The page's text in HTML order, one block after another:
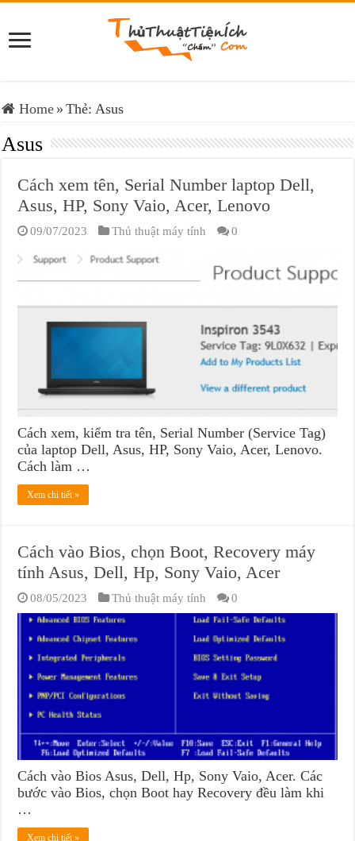
Home » Thẻ:Asus
Asus
Cách xem tên, Serial Number laptop Dell,
Asus, HP, Sony Vaio, Acer, Lenovo
09/07/2023 Thủ thuật máy tính 0
Cách xem, kiểm tra tên, Serial Number (Service Tag)
của laptop Dell, Asus, HP, Sony Vaio, Acer, Lenovo.
Cách làm …
Xem chi tiết »
Cách vào Bios, chọn Boot, Recovery máy
tính Asus, Dell, Hp, Sony Vaio, Acer
08/05/2023 Thủ thuật máy tính 0
Cách vào Bios Asus, Dell, Hp, Sony Vaio, Acer. Các
bước vào Bios, chọn Boot hay Recovery đều làm khi
…
Xem chi tiết »